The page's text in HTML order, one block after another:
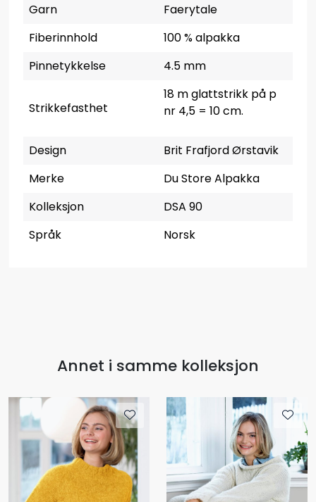
Garn
Faerytale
Fiberinnhold
100 % alpakka
Pinnetykkelse
4.5 mm
Strikkefasthet
18 m glattstrikk på p
nr 4,5 = 10 cm.
Design
Brit Frafjord Ørstavik
Merke
Du Store Alpakka
Kolleksjon
DSA 90
Språk
Norsk
Annet i samme kolleksjon